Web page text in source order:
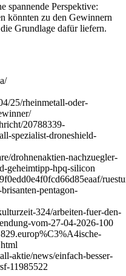
spannende Perspektive:
könnten zu den Gewinnern
Grundlage dafür liefern.
25/rheinmetall-oder-
20788339-
spezialist-droneshield-
drohnenaktien-nachzuegler-
geheimtipp-hpq-silicon
pentagon-
324/arbeiten-fuer-den-
vom-27-04-2026-100
aktie/news/einfach-besser-
11985522